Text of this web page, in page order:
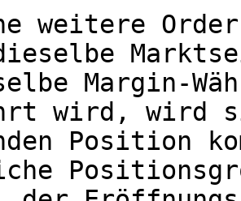
weitere
Margin-
wird, wird
Position